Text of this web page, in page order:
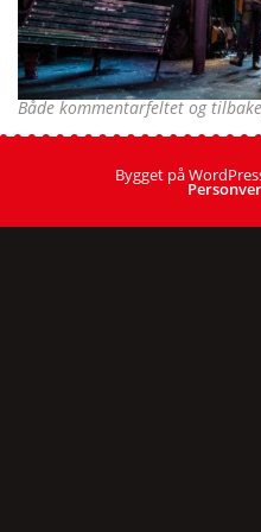
Både kommentarfeltet og
Bygget på